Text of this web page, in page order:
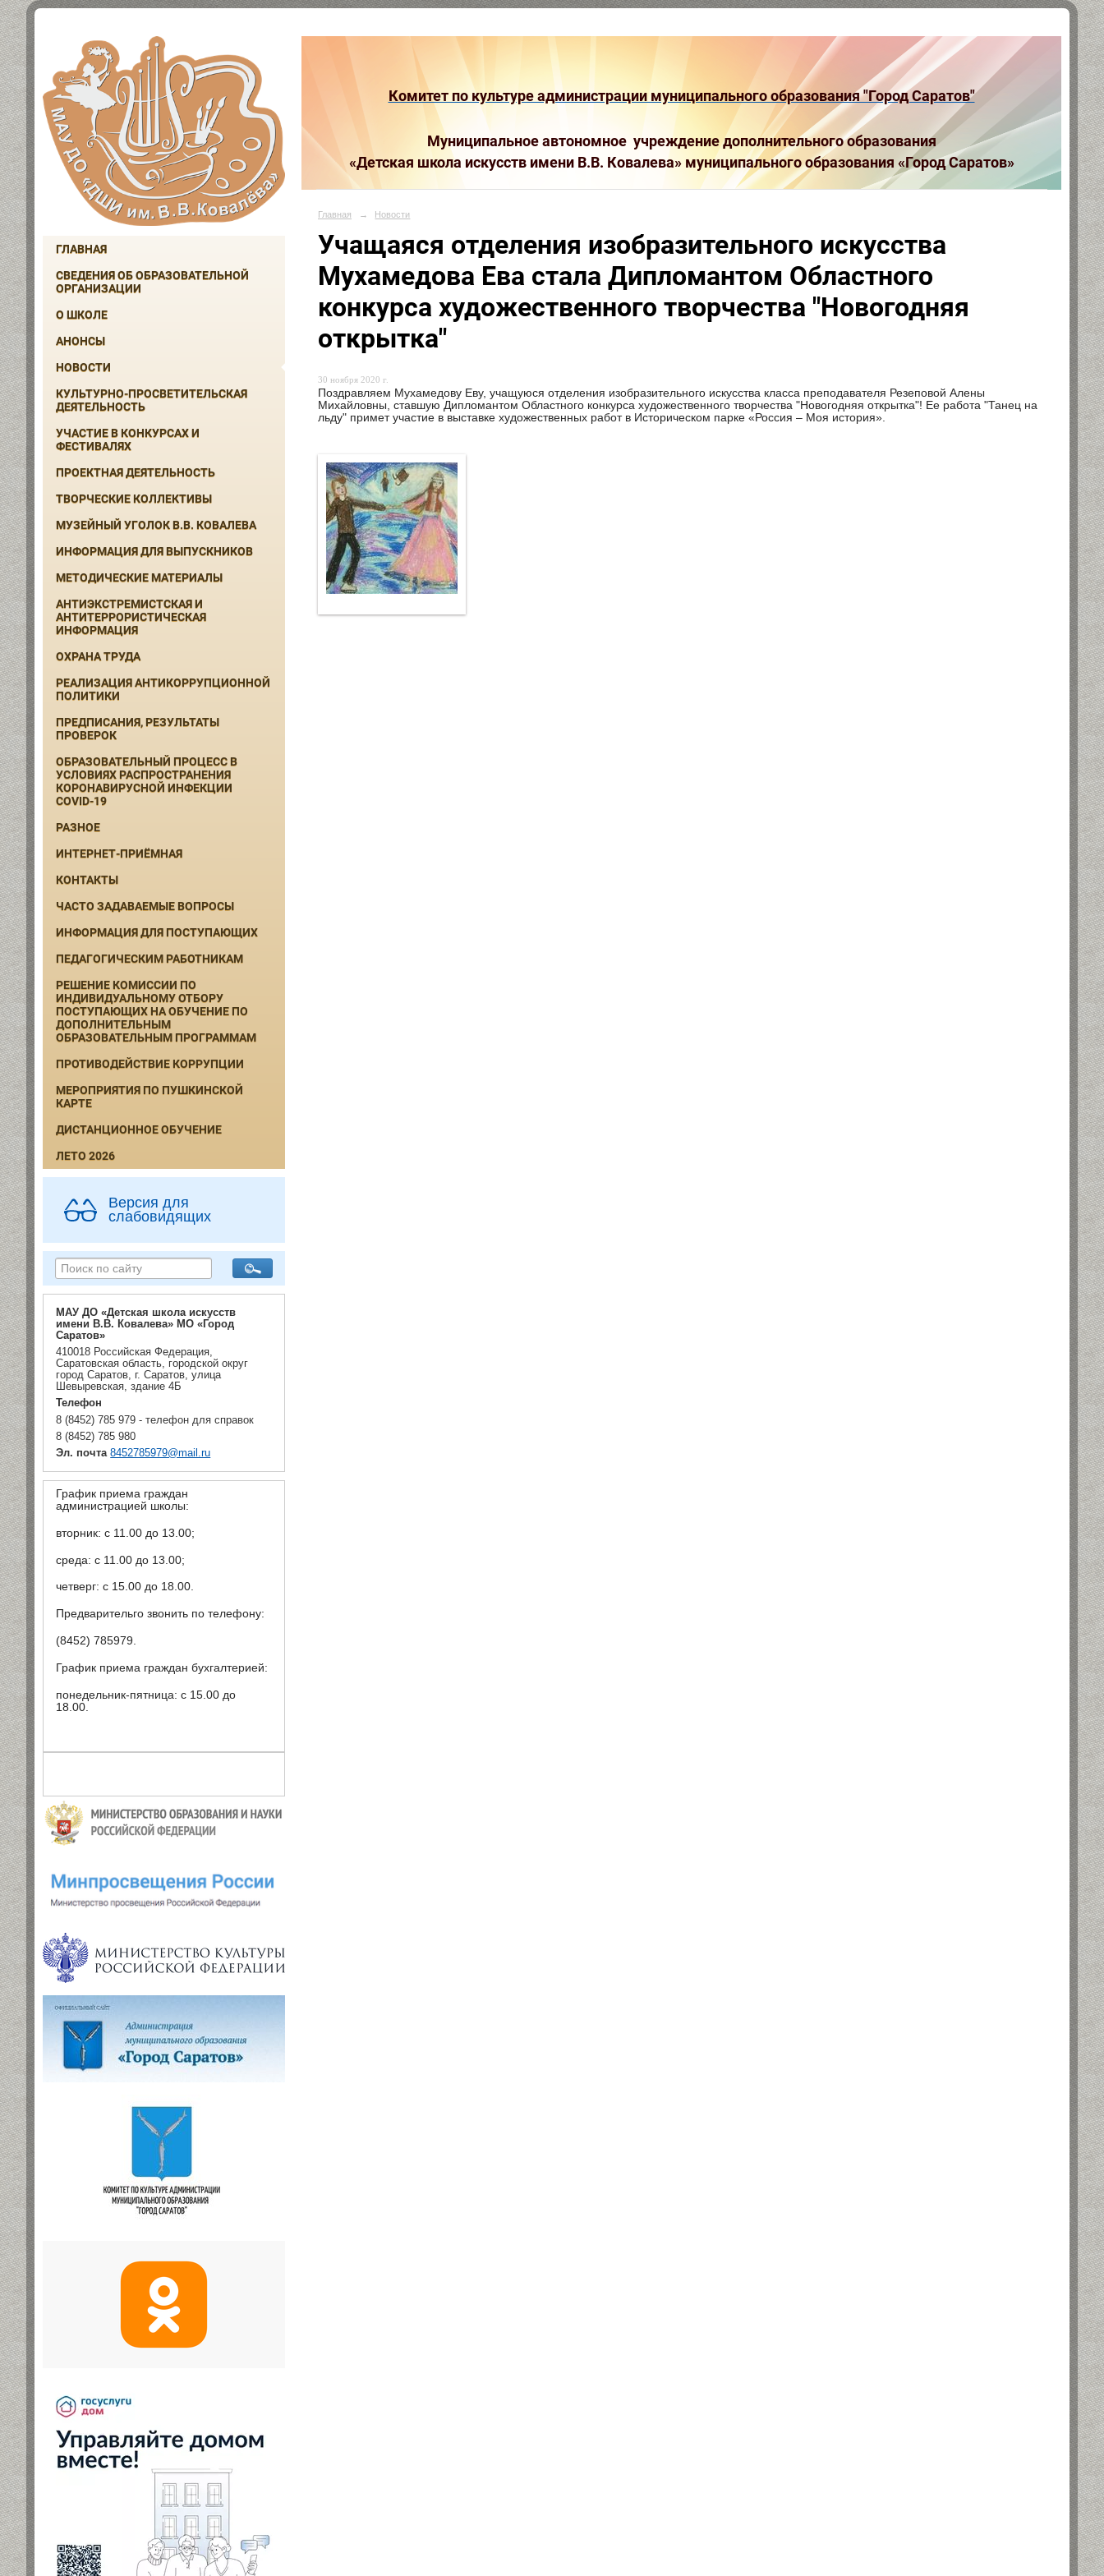
ГЛАВНАЯ
СВЕДЕНИЯ ОБ ОБРАЗОВАТЕЛЬНОЙ
ОРГАНИЗАЦИИ
О ШКОЛЕ
АНОНСЫ
НОВОСТИ
КУЛЬТУРНО-ПРОСВЕТИТЕЛЬСКАЯ
ДЕЯТЕЛЬНОСТЬ
УЧАСТИЕ В КОНКУРСАХ И
ФЕСТИВАЛЯХ
ПРОЕКТНАЯ ДЕЯТЕЛЬНОСТЬ
ТВОРЧЕСКИЕ КОЛЛЕКТИВЫ
МУЗЕЙНЫЙ УГОЛОК В.В. КОВАЛЕВА
ИНФОРМАЦИЯ ДЛЯ ВЫПУСКНИКОВ
МЕТОДИЧЕСКИЕ МАТЕРИАЛЫ
АНТИЭКСТРЕМИСТСКАЯ И
АНТИТЕРРОРИСТИЧЕСКАЯ
ИНФОРМАЦИЯ
ОХРАНА ТРУДА
РЕАЛИЗАЦИЯ АНТИКОРРУПЦИОННОЙ
ПОЛИТИКИ
ПРЕДПИСАНИЯ, РЕЗУЛЬТАТЫ
ПРОВЕРОК
ОБРАЗОВАТЕЛЬНЫЙ ПРОЦЕСС В
УСЛОВИЯХ РАСПРОСТРАНЕНИЯ
КОРОНАВИРУСНОЙ ИНФЕКЦИИ
COVID-19
РАЗНОЕ
ИНТЕРНЕТ-ПРИЁМНАЯ
КОНТАКТЫ
ЧАСТО ЗАДАВАЕМЫЕ ВОПРОСЫ
ИНФОРМАЦИЯ ДЛЯ ПОСТУПАЮЩИХ
ПЕДАГОГИЧЕСКИМ РАБОТНИКАМ
РЕШЕНИЕ КОМИССИИ ПО
ИНДИВИДУАЛЬНОМУ ОТБОРУ
ПОСТУПАЮЩИХ НА ОБУЧЕНИЕ ПО
ДОПОЛНИТЕЛЬНЫМ
ОБРАЗОВАТЕЛЬНЫМ ПРОГРАММАМ
ПРОТИВОДЕЙСТВИЕ КОРРУПЦИИ
МЕРОПРИЯТИЯ ПО ПУШКИНСКОЙ
КАРТЕ
ДИСТАНЦИОННОЕ ОБУЧЕНИЕ
ЛЕТО 2026
Версия для
слабовидящих
МАУ ДО «Детская школа искусств
имени В.В. Ковалева» МО «Город
Саратов»
410018 Российская Федерация,
Саратовская область, городской округ
город Саратов, г. Саратов, улица
Шевыревская, здание 4Б
Телефон
8 (8452) 785 979 - телефон для справок
8 (8452) 785 980
Эл. почта 8452785979@mail.ru
График приема граждан
администрацией школы:
вторник: с 11.00 до 13.00;
среда: с 11.00 до 13.00;
четверг: с 15.00 до 18.00.
Предварительго звонить по телефону:
(8452) 785979.
График приема граждан бухгалтерией:
понедельник-пятница: с 15.00 до
18.00.
Комитет по культуре администрации муниципального образования "Город Саратов"
Муниципальное автономное учреждение дополнительного образования
«Детская школа искусств имени В.В. Ковалева» муниципального образования «Город Саратов»
Главная → Новости
Учащаяся отделения изобразительного искусства
Мухамедова Ева стала Дипломантом Областного
конкурса художественного творчества "Новогодняя
открытка"
30 ноября 2020 г.
Поздравляем Мухамедову Еву, учащуюся отделения изобразительного искусства класса преподавателя Резеповой Алены
Михайловны, ставшую Дипломантом Областного конкурса художественного творчества "Новогодняя открытка"! Ее работа "Танец на
льду" примет участие в выставке художественных работ в Историческом парке «Россия – Моя история».